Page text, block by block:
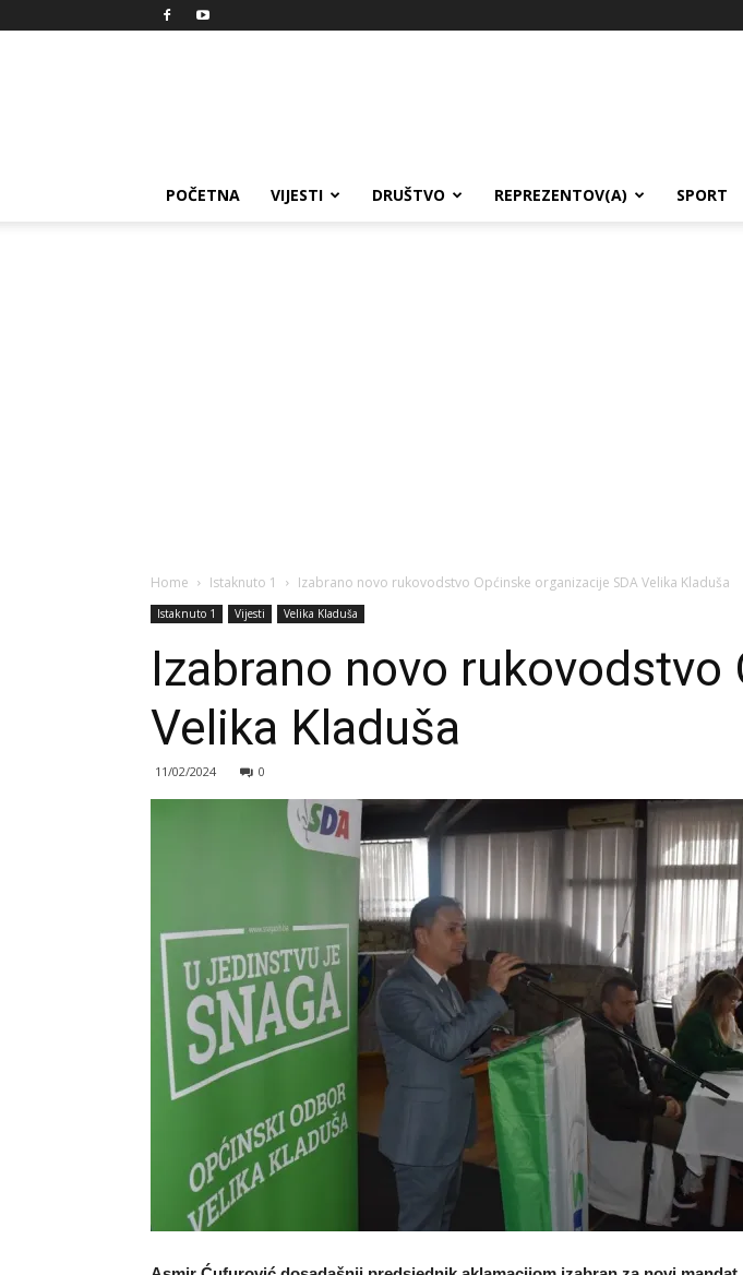
POČETNA VIJESTI DRUŠTVO REPREZENTOV(A) SPORT
Home Istaknuto 1 Izabrano novo rukovodstvo Općinske organizacije SDA Velika Kladuša
Istaknuto 1 Vijesti Velika Kladuša
Izabrano novo
Velika Kladuša
11/02/2024 0